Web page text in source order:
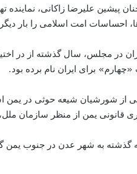
پیشین علیرضا زاکانی،
احساسات امت اسلامی را بار
در مجلس، سال گذشته از در
برای ایران نام برده بود.
از شورشیان شیعه حوثی در
قانونی یمن از منظر سازمان
گذشته به شهر عدن در جنوب یمن